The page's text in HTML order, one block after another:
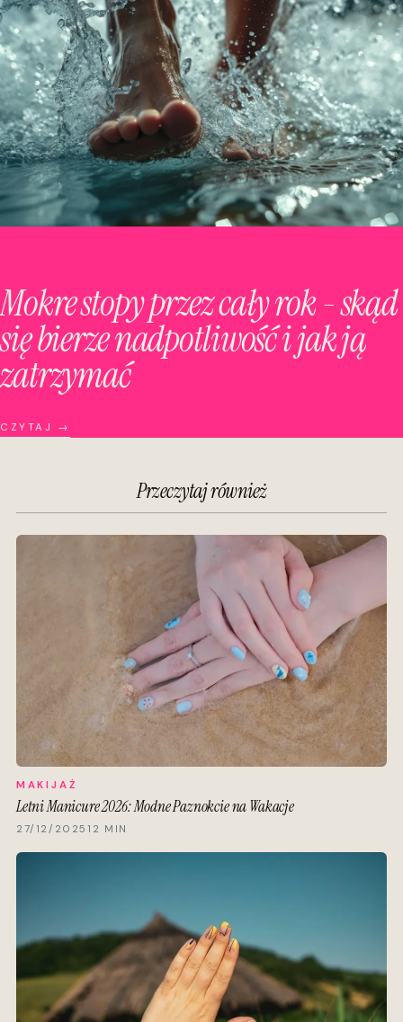
Mokre stopy przez cały rok - skąd
się bierze nadpotliwość i jak ją
zatrzymać
CZYTAJ →
Przeczytaj również
MAKIJAŻ
Letni Manicure 2026: Modne Paznokcie na Wakacje
27/12/2025 12 MIN